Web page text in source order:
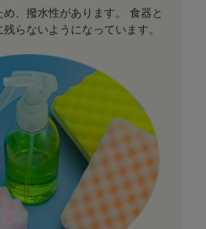
、撥水性があります。 食器と
らないようになっています。